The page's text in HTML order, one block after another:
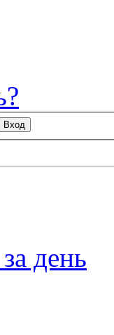
день